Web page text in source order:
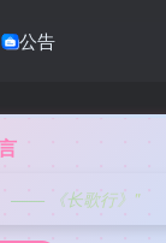
公告
—— 《长歌行》"